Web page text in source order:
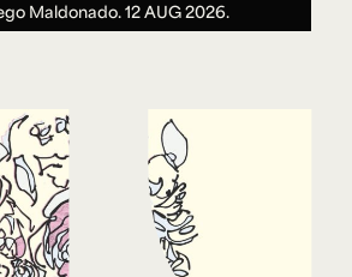
Maldonado.12 AUG 2026.